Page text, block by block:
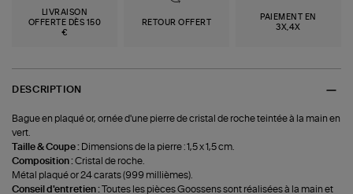
LIVRAISON
OFFERTE DÈS 150
€
RETOUR OFFERT
PAIEMENT EN
3X,4X
DESCRIPTION
Bague en plaqué or, ornée d'une pierre de cristal de roche teintée à la main en
vert.
Taille & Coupe : Dimensions de la pierre : 1,5 x 1,5 cm.
Composition :Cristal de roche.
Métal plaqué or 24 carats (999 millièmes).
Conseil d'entretien :Toutes les pièces Goossens sont réalisées à la main et